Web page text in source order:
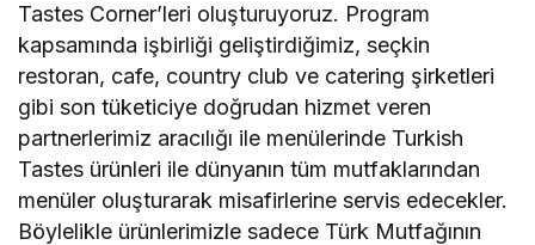
Tastes Corner’leri oluşturuyoruz. Program
kapsamında işbirliği geliştirdiğimiz, seçkin
restoran, cafe, country club ve catering şirketleri
gibi son tüketiciye doğrudan hizmet veren
partnerlerimiz aracılığı ile menülerinde Turkish
Tastes ürünleri ile dünyanın tüm mutfaklarından
menüler oluşturarak misafirlerine servis edecekler.
Böylelikle ürünlerimizle sadece Türk Mutfağının